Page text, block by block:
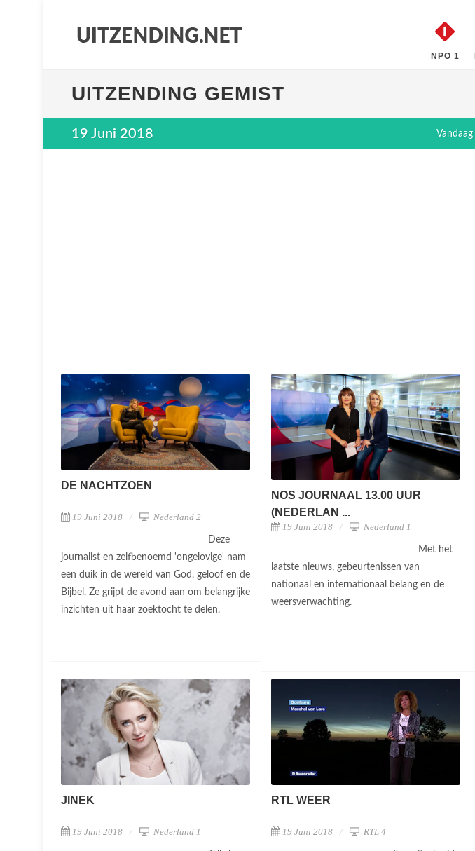
NPO 1
UITZENDING GEMIST
19 Juni 2018 Vandaag
DE NACHTZOEN
19 Juni 2018 Nederland 2
Deze
journalist en zelfbenoemd 'ongelovige' nam
een duik in de wereld van God, geloof en de
Bijbel. Ze grijpt de avond aan om belangrijke
inzichten uit haar zoektocht te delen.
NOS JOURNAAL 13.00 UUR
(NEDERLAN ...
19 Juni 2018 Nederland 1
Met het
laatste nieuws, gebeurtenissen van
nationaal en internationaal belang en de
weersverwachting.
JINEK
19 Juni 2018 Nederland 1
RTL WEER
19 Juni 2018 RTL 4